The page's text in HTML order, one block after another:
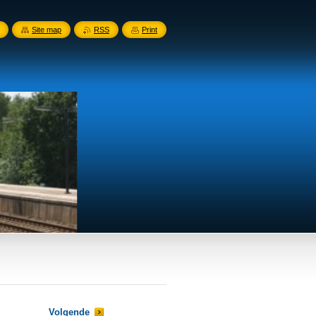
Volgende
Site map RSS Print